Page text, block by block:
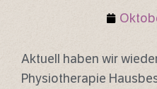
Aktuell haben wir
Physiotherapie